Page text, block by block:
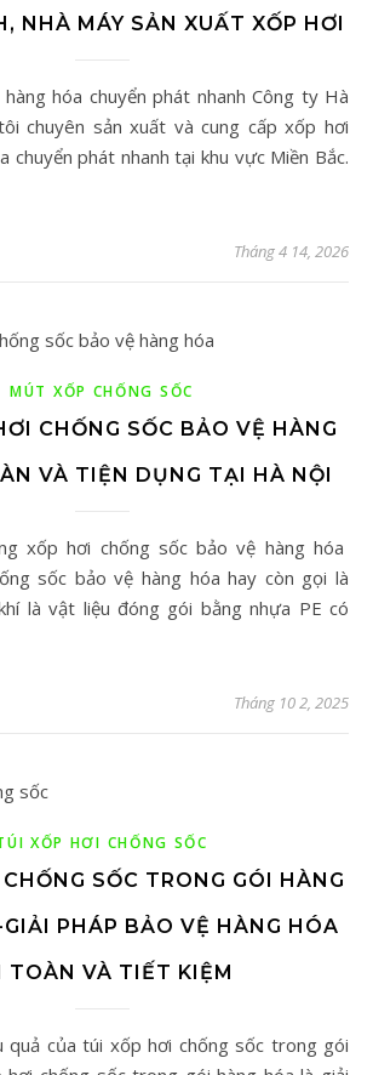
NHÀ MÁY SẢN XUẤT XỐP HƠI
chuyên sản xuất và cung cấp xốp hơi
chuyển phát nhanh tại khu vực Miền Bắc.
Tháng 4 14, 2026
MÚT XỐP CHỐNG SỐC
CHỐNG SỐC BẢO VỆ HÀNG
VÀ TIỆN DỤNG TẠI HÀ NỘI
sốc bảo vệ hàng hóa hay còn gọi là
là vật liệu đóng gói bằng nhựa PE có
Tháng 10 2, 2025
XỐP HƠI CHỐNG SỐC
SỐC TRONG GÓI HÀNG
GIẢI PHÁP BẢO VỆ HÀNG HÓA
TOÀN VÀ TIẾT KIỆM